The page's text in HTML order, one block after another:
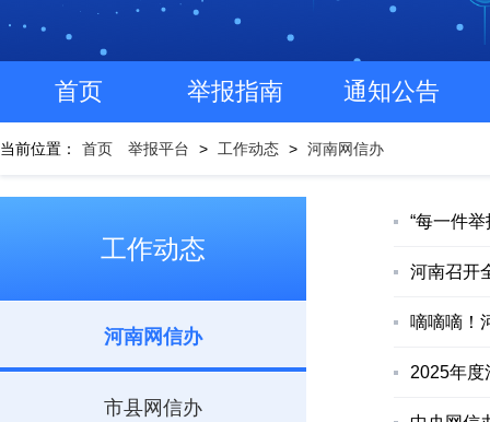
首页 举报指南 通知公告
当前位置： 首页 举报平台 > 工作动态 > 河南网信办
工作动态
河南网信办
市县网信办
“每一件
河南召开
嘀嘀嘀！
2025年度